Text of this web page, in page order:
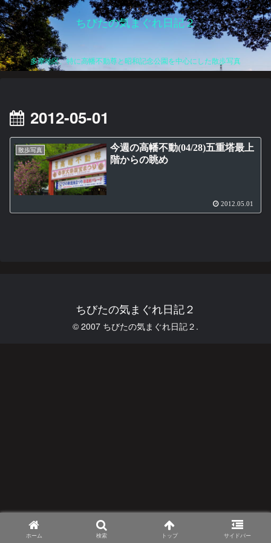
ちびたの気まぐれ日記２
多摩地区、特に高幡不動尊と昭和記念公園を中心にした散歩写真
2012-05-01
散歩写真
今週の高幡不動(04/28)五重塔最上
階からの眺め
2012.05.01
ちびたの気まぐれ日記２
© 2007 ちびたの気まぐれ日記２.
ホーム 検索 トップ サイドバー